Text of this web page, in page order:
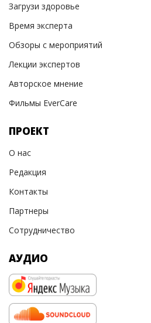
Загрузи здоровье
Время эксперта
Обзоры с мероприятий
Лекции экспертов
Авторское мнение
Фильмы EverCare
ПРОЕКТ
О нас
Редакция
Контакты
Партнеры
Сотрудничество
АУДИО